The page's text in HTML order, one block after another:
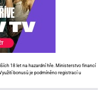
18 let na hazardní hře. Ministerstvo financí
bonusů je podmíněno registrací u